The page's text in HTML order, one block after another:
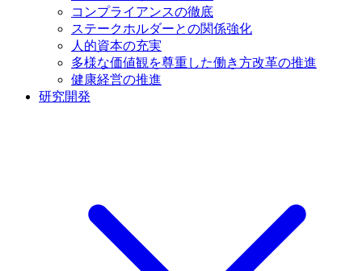
コンプライアンスの徹底
ステークホルダーとの関係強化
人的資本の充実
多様な価値観を尊重した働き方改革の推進
健康経営の推進
研究開発